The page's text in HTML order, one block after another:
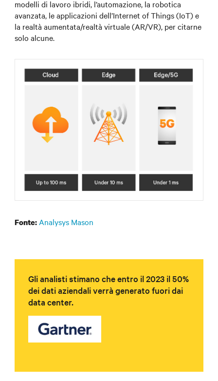
modelli di lavoro ibridi, l’automazione, la robotica
avanzata, le applicazioni dell’Internet of Things (IoT) e
la realtà aumentata/realtà virtuale (AR/VR), per citarne
solo alcune.
Fonte: Analysys Mason
Gli analisti stimano che entro il 2023 il 50%
dei dati aziendali verrà generato fuori dai
data center.